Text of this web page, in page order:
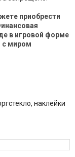
приобрести
в игровой форме
с миром
наклейки